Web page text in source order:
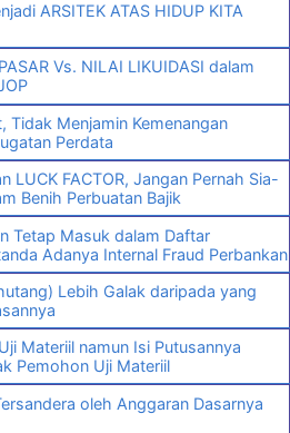
ARSITEK ATAS HIDUP KITA
Vs. NILAI LIKUIDASI dalam
Tidak Menjamin Kemenangan
Perdata
LUCK FACTOR, Jangan Pernah Sia-
Benih Perbuatan Bajik
Tetap Masuk dalam Daftar
Adanya Internal Fraud Perbankan
Lebih Galak daripada yang
Materiil namun Isi Putusannya
Pemohon Uji Materiil
oleh Anggaran Dasarnya